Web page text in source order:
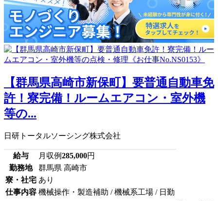
【群馬県高崎市新保町】要普通自動車免
許！寮完備！ルームエアコン・室外機
等の...
日研トータルソーシング株式会社
給与 月収例285,000円
勤務地
群馬県 高崎市
寮・社宅 あり
仕事内容 機械操作・製造補助 / 機械系工場 / 日勤